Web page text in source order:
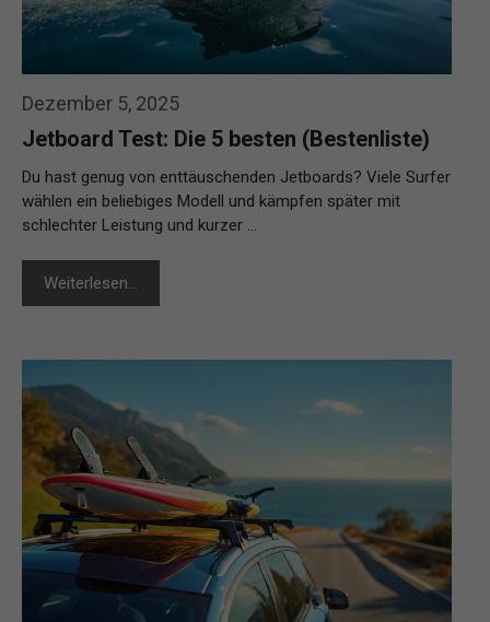
Dezember 5, 2025
Jetboard Test: Die 5 besten (Bestenliste)
Du hast genug von enttäuschenden Jetboards? Viele Surfer
wählen ein beliebiges Modell und kämpfen später mit
schlechter Leistung und kurzer …
Weiterlesen…